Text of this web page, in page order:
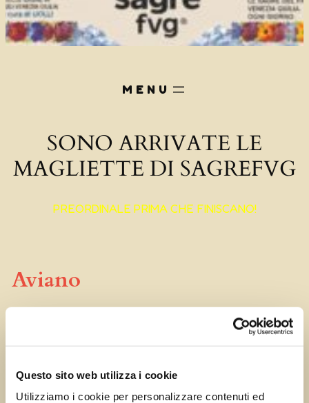
Questo sito web utilizza i cookie
Utilizziamo i cookie per personalizzare contenuti ed
SONO ARRIVATE LE
MAGLIETTE DI SAGREFVG
PREORDINALE PRIMA CHE FINISCANO!
Aviano